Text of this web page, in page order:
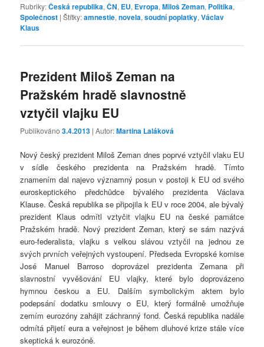
Rubriky:Česká republika,ČN, EU, Evropa,Miloš Zeman, Politika,
Společnost |Štítky:amnestie,novela,soudní poplatky,Václav
Klaus
Prezident Miloš Zeman na
Pražském hradě slavnostně
vztyčil vlajku EU
Publikováno3.4.2013 | Autor:Martina Laláková
Nový český prezident Miloš Zeman dnes poprvé vztyčil vlaku EU
v sídle českého prezidenta na Pražském hradě. Tímto
znamením dal najevo významný posun v postoji k EU od svého
euroskeptického předchůdce bývalého prezidenta Václava
Klause. Česká republika se připojila k EU v roce 2004, ale bývalý
prezident Klaus odmítl vztyčit vlajku EU na české památce
Pražském hradě. Nový prezident Zeman, který se sám nazývá
euro-federalista, vlajku s velkou slávou vztyčil na jednou ze
svých prvních veřejných vystoupení. Předseda Evropské komise
José Manuel Barroso doprovázel prezidenta Zemana při
slavnostní vyvěšování EU vlajky, které bylo doprovázeno
hymnou českou a EU. Dalším symbolickým aktem bylo
podepsání dodatku smlouvy o EU, který formálně umožňuje
zemím eurozóny zahájit záchranný fond. Česká republika nadále
odmítá přijetí eura a veřejnost je během dluhové krize stále více
skeptická k eurozóně.